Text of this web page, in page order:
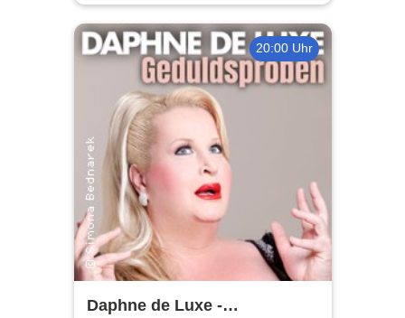
20:00 Uhr
Daphne de Luxe -